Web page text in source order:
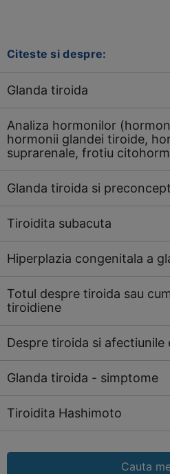
Citeste si despre:
Glanda tiroida
Analiza hormonilor
hormonii glandei tiroide,
suprarenale, frotiu
Glanda tiroida si
Tiroidita subacuta
Hiperplazia congenitala a
Totul despre tiroida sau
tiroidiene
Despre tiroida si afectiunile
Glanda tiroida - simptome
Tiroidita Hashimoto
Cauta